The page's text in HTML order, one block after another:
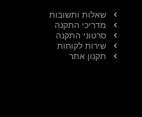
שאלות ותשובות
מדריכי התקנה
סרטוני התקנה
שירות לקוחות
תקנון אתר